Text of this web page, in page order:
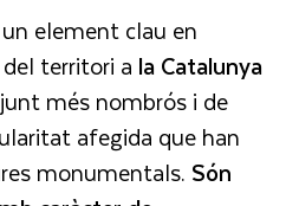
element clau en
territori a la Catalunya
més nombrós i de
afegida que han
monumentals. Són